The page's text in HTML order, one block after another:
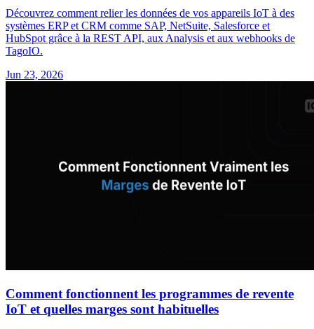
Découvrez comment relier les données de vos appareils IoT à des
systèmes ERP et CRM comme SAP, NetSuite, Salesforce et
HubSpot grâce à la REST API, aux Analysis et aux webhooks de
TagoIO.
Jun 23, 2026
Comment fonctionnent les programmes de revente
IoT et quelles marges sont habituelles